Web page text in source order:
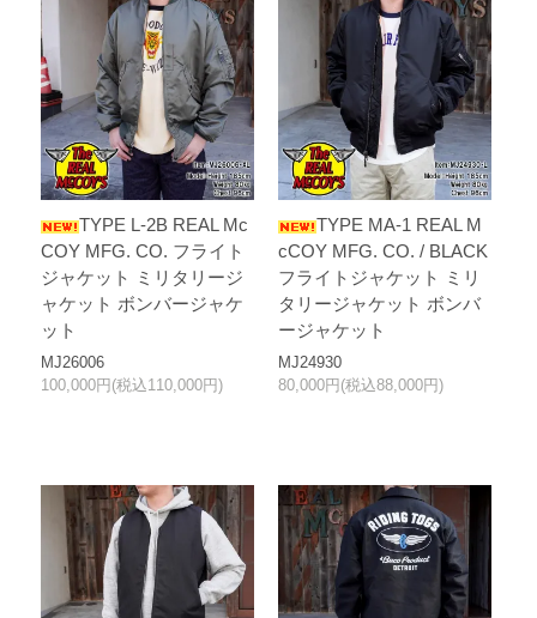
TYPE L-2B REAL Mc
COY MFG. CO. フライト
ジャケット ミリタリージ
ャケット ボンバージャケ
ット
MJ26006
100,000円(税込110,000円)
TYPE MA-1 REAL M
cCOY MFG. CO. / BLACK
フライトジャケット ミリ
タリージャケット ボンバ
ージャケット
MJ24930
80,000円(税込88,000円)